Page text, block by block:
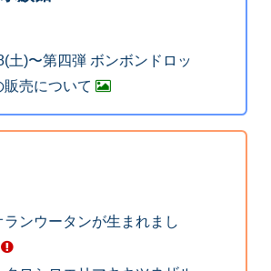
土)〜第四弾 ボンボンドロッ
販売について
ランウータンが生まれまし